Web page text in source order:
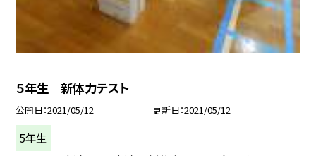
５年生 新体力テスト
公開日 2021/05/12 更新日 2021/05/12
5年生